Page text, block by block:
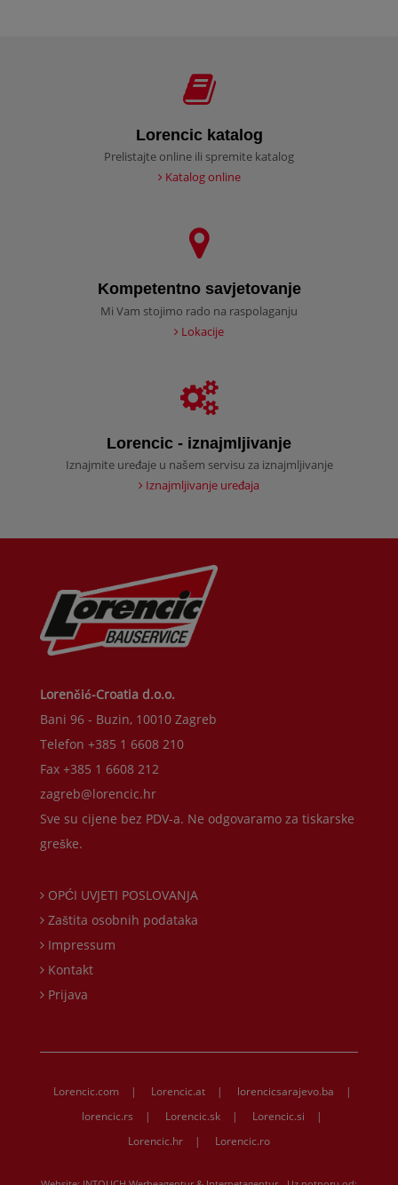
Lorencic katalog
Prelistajte online ili spremite katalog
Katalog online
Kompetentno savjetovanje
Mi Vam stojimo rado na raspolaganju
Lokacije
Lorencic - iznajmljivanje
Iznajmite uređaje u našem servisu za iznajmljivanje
Iznajmljivanje uređaja
Lorenčić-Croatia d.o.o.
Bani 96 - Buzin, 10010 Zagreb
Telefon +385 1 6608 210
Fax +385 1 6608 212
zagreb@lorencic.hr
Sve su cijene bez PDV-a. Ne odgovaramo za tiskarske
greške.
OPĆI UVJETI POSLOVANJA
Zaštita osobnih podataka
Impressum
Kontakt
Prijava
Lorencic.com | Lorencic.at | lorencicsarajevo.ba
|
lorencic.rs
| Lorencic.sk | Lorencic.si
|
Lorencic.hr
| Lorencic.ro